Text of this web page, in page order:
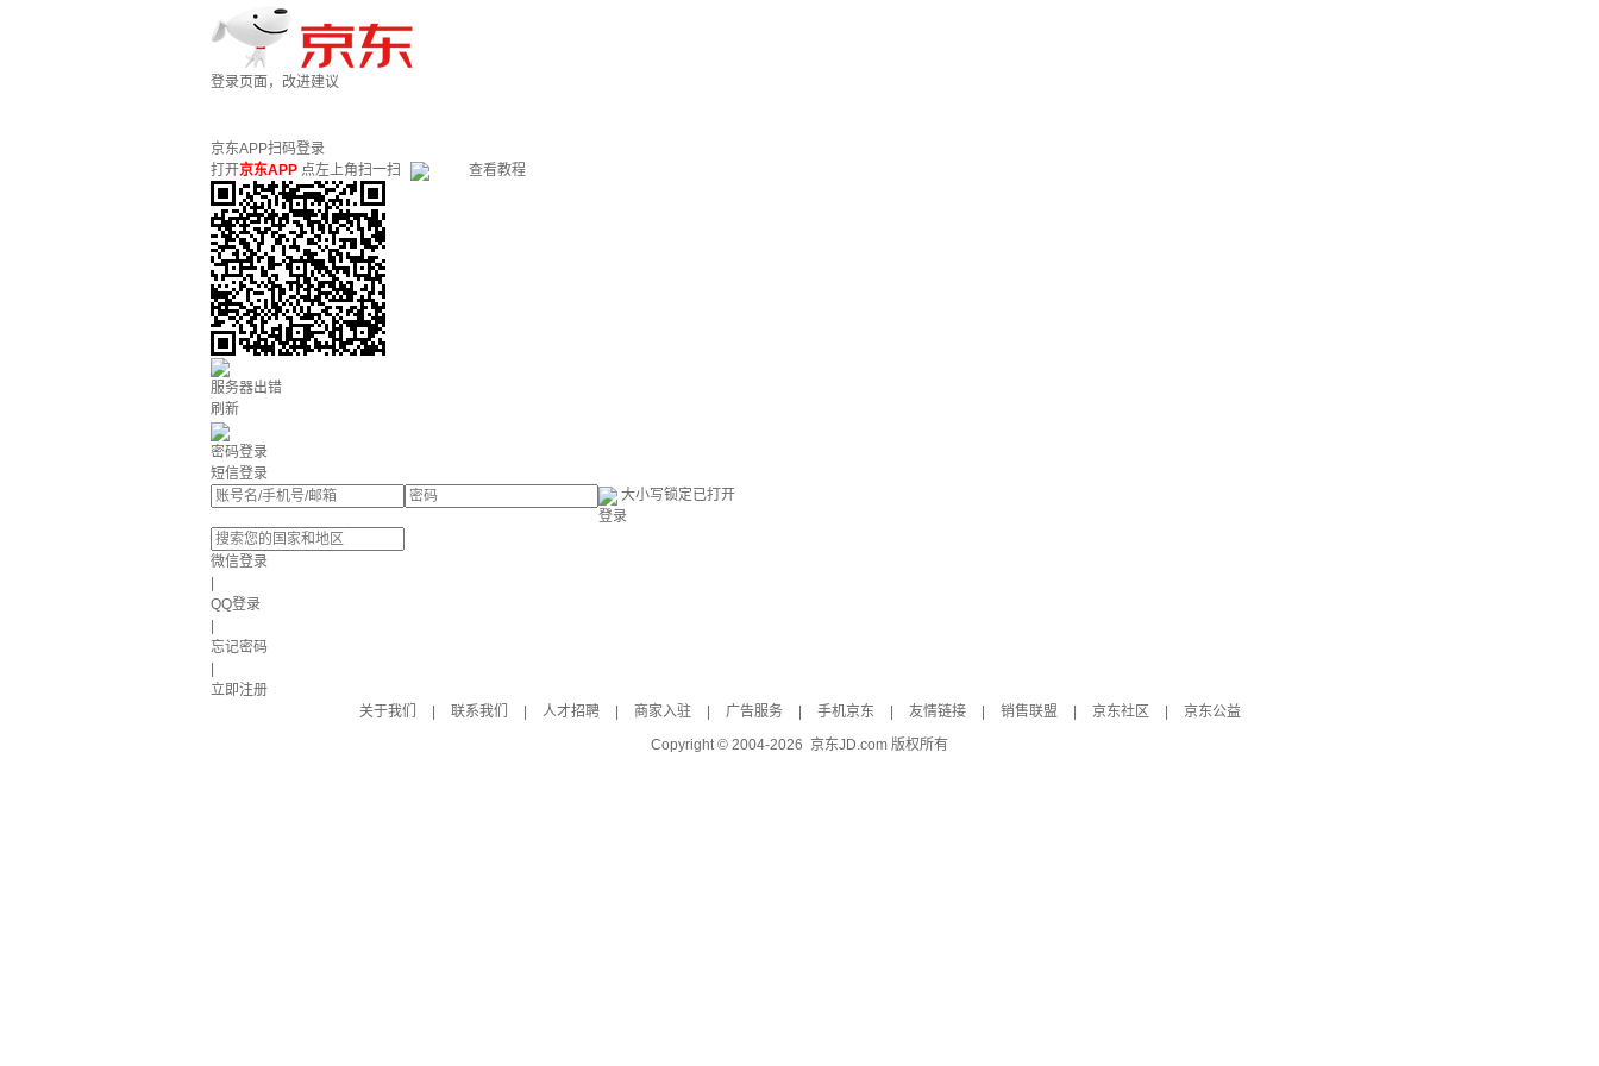
登录页面，改进建议
京东APP扫码登录
打开京东APP 点左上角扫一扫 查看教程
服务器出错
刷新
密码登录
短信登录
大小写锁定已打开
登录
微信登录
QQ登录
忘记密码
立即注册
关于我们
联系我们 人才招聘 商家入驻 广告服务 手机京东 友情链接 销售联盟 京东社区
京东公益
Copyright © 2004-2026 京东JD.com 版权所有